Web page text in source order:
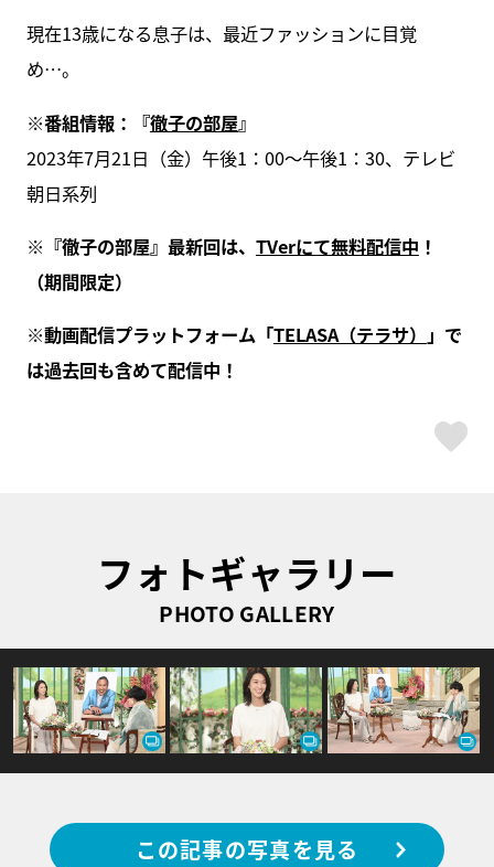
現在13歳になる息子は、最近ファッションに目覚
め…。
※番組情報：『徹子の部屋』
2023年7月21日（金）午後1：00～午後1：30、テレビ
朝日系列
※『徹子の部屋』最新回は、 TVerにて無料配信中 ！
（期間限定）
※動画配信プラットフォーム「TELASA（テラサ） 」で
は過去回も含めて配信中！
フォトギャラリー
PHOTO GALLERY
この記事の写真を見る